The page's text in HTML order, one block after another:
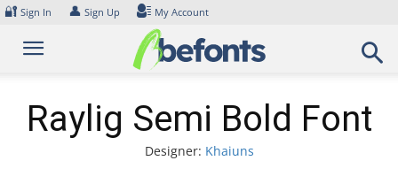
Skip
content
🔐 Sign In 👤 Sign Up My Account
Raylig Semi Bold Font
Designer: Khaiuns